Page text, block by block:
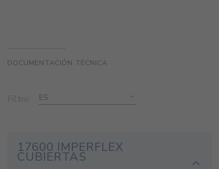
DOCUMENTACIÓN TÉCNICA
ES
17600 IMPERFLEX
CUBIERTAS